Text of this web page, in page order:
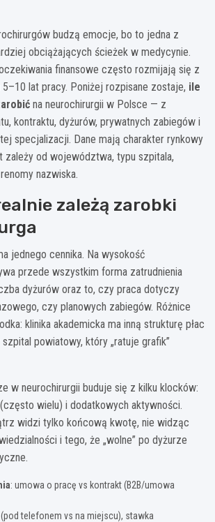
budzą emocje, bo to jedna z
obciążających ścieżek w medycynie.
finansowe często rozmijają się z
lat pracy. Poniżej rozpisane zostaje, ile
na neurochirurgii w Polsce — z
kontraktu, dyżurów, prywatnych zabiegów i
specjalizacji. Dane mają charakter rynkowy
zależy od województwa, typu szpitala,
nazwiska.
zależą zarobki
jednego cennika. Na wysokość
przede wszystkim forma zatrudnienia
dyżurów oraz to, czy praca dotyczy
czy planowych zabiegów. Różnice
klinika akademicka ma inną strukturę płac
powiatowy, który „ratuje grafik”
w neurochirurgii buduje się z kilku klocków:
wielu) i dodatkowych aktywności.
widzi tylko końcową kwotę, nie widząc
i tego, że „wolne” po dyżurze
: umowa o pracę vs kontrakt (B2B/umowa
telefonem vs na miejscu), stawka